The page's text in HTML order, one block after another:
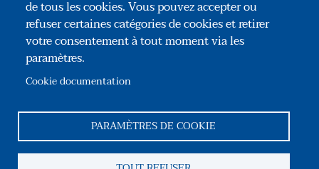
de tous les cookies. Vous pouvez accepter ou
refuser certaines catégories de cookies et retirer
votre consentement à tout moment via les
paramètres.
Cookie documentation
PARAMÈTRES DE COOKIE
Association Congrès des Notaires de France
35, rue du Général Foy – 75008 Paris
Reseaux sociaux